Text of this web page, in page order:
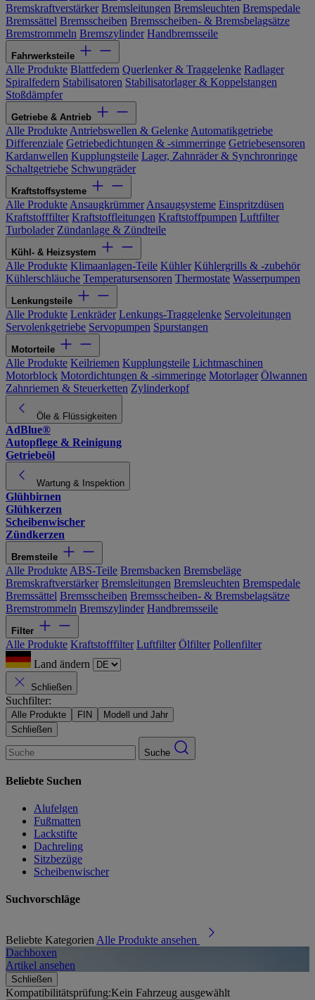
Bremskraftverstärker Bremsleitungen Bremsleuchten Bremspedale
Bremssättel Bremsscheiben Bremsscheiben- & Bremsbelagsätze
Bremstrommeln Bremszylinder Handbremsseile
Fahrwerksteile
Alle Produkte Blattfedern Querlenker & Traggelenke Radlager
Spiralfedern Stabilisatoren Stabilisatorlager & Koppelstangen
Stoßdämpfer
Getriebe & Antrieb
Alle Produkte Antriebswellen & Gelenke Automatikgetriebe
Differenziale Getriebedichtungen & -simmerringe Getriebesensoren
Kardanwellen Kupplungsteile Lager, Zahnräder & Synchronringe
Schaltgetriebe Schwungräder
Kraftstoffsysteme
Alle Produkte Ansaugkrümmer Ansaugsysteme Einspritzdüsen
Kraftstofffilter Kraftstoffleitungen Kraftstoffpumpen Luftfilter
Turbolader Zündanlage & Zündteile
Kühl- & Heizsystem
Alle Produkte Klimaanlagen-Teile Kühler Kühlergrills & -zubehör
Kühlerschläuche Temperatursensoren Thermostate Wasserpumpen
Lenkungsteile
Alle Produkte Lenkräder Lenkungs-Traggelenke Servoleitungen
Servolenkgetriebe Servopumpen Spurstangen
Motorteile
Alle Produkte Keilriemen Kupplungsteile Lichtmaschinen
Motorblock Motordichtungen & -simmeringe Motorlager Ölwannen
Zahnriemen & Steuerketten Zylinderkopf
Öle & Flüssigkeiten
AdBlue®
Autopflege & Reinigung
Getriebeöl
Wartung & Inspektion
Glühbirnen
Glühkerzen
Scheibenwischer
Zündkerzen
Bremsteile
Alle Produkte ABS-Teile Bremsbacken Bremsbeläge
Bremskraftverstärker Bremsleitungen Bremsleuchten Bremspedale
Bremssättel Bremsscheiben Bremsscheiben- & Bremsbelagsätze
Bremstrommeln Bremszylinder Handbremsseile
Filter
Alle Produkte Kraftstofffilter Luftfilter Ölfilter Pollenfilter
Land ändern
Schließen
Suchfilter:
Alle Produkte FIN
Modell und Jahr
Schließen
Suche
Beliebte Suchen
Alufelgen
Fußmatten
Lackstifte
Dachreling
Sitzbezüge
Scheibenwischer
Suchvorschläge
Beliebte Kategorien Alle Produkte ansehen
Dachboxen
Artikel ansehen
Schließen
Kompatibilitätsprüfung:Kein Fahrzeug ausgewählt